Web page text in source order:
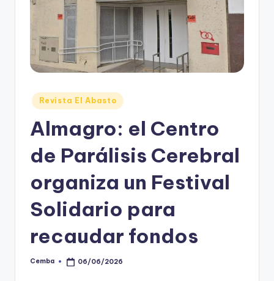
B
Posted
in
Revista El Abasto
Almagro: el Centro
de Parálisis Cerebral
organiza un Festival
Solidario para
recaudar fondos
Posted
Cemba 06/06/2026